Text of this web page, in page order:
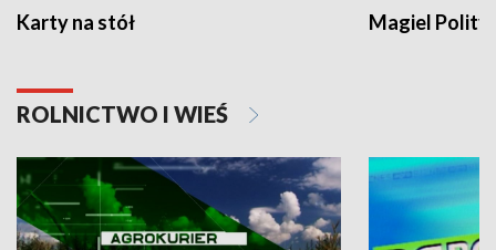
Karty na stół Magiel
ROLNICTWO I WIEŚ